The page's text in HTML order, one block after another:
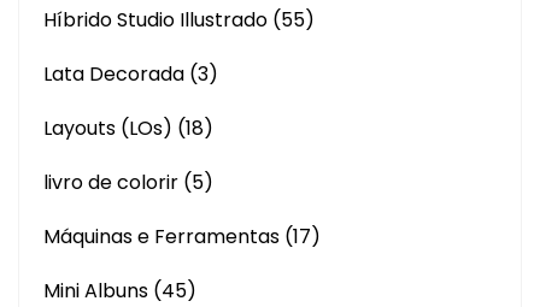
Híbrido Studio Illustrado (55)
Lata Decorada (3)
Layouts (LOs) (18)
livro de colorir (5)
Máquinas e Ferramentas (17)
Mini Albuns (45)